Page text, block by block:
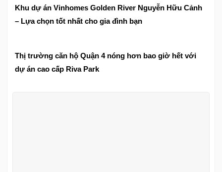
Khu dự án Vinhomes Golden River Nguyễn Hữu Cảnh
– Lựa chọn tốt nhất cho gia đình bạn
Thị trường căn hộ Quận 4 nóng hơn bao giờ hết với
dự án cao cấp Riva Park